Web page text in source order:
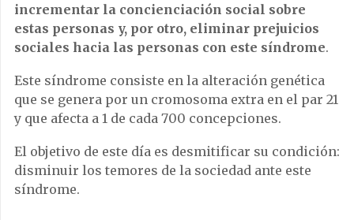
incrementar la concienciación social sobre
estas personas y, por otro, eliminar prejuicios
sociales hacia las personas con este síndrome.
Este síndrome consiste en la alteración genética
que se genera por un cromosoma extra en el par 21
y que afecta a 1 de cada 700 concepciones.
El objetivo de este día es desmitificar su condición:
disminuir los temores de la sociedad ante este
síndrome.